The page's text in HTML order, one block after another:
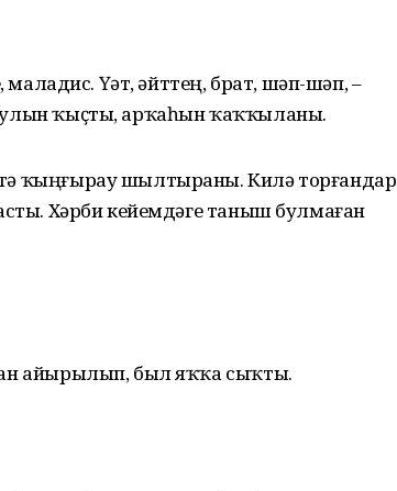
маладис. Үәт, әйттең, брат, шәп-шәп, –
ҡыҫты, арҡаһын ҡаҡҡыланы.
ҡыңғырау шылтыраны. Килә торғандар
Хәрби кейемдәге таныш булмаған
айырылып, был яҡҡа сыҡты.